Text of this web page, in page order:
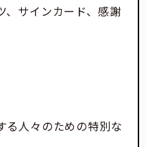
、サインカード、感謝
る人々のための特別な